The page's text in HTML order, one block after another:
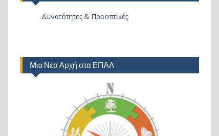
Δυνατότητες & Προοπτικές
Μια Νέα Αρχή στα ΕΠΑΛ